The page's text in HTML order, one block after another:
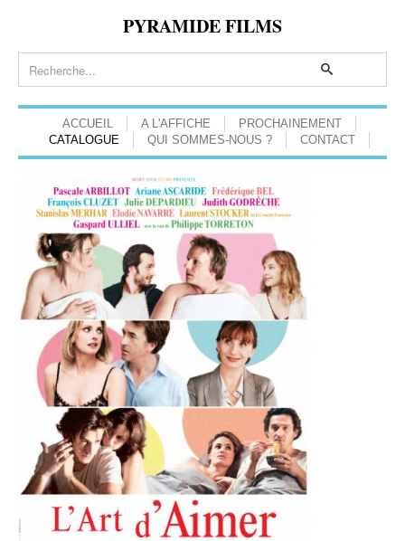
PYRAMIDE FILMS
ACCUEIL A L'AFFICHE
PROCHAINEMENT
CATALOGUE
QUI SOMMES-NOUS ? CONTACT